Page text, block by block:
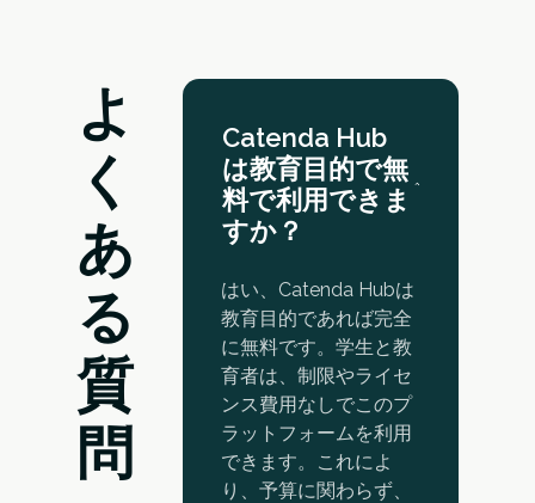
よ
く
あ
る
質
問
Catenda Hub
は教育目的で無
料で利用できま
すか？
はい、Catenda Hubは
教育目的であれば完全
に無料です。学生と教
育者は、制限やライセ
ンス費用なしでこのプ
ラットフォームを利用
できます。これによ
り、予算に関わらず、